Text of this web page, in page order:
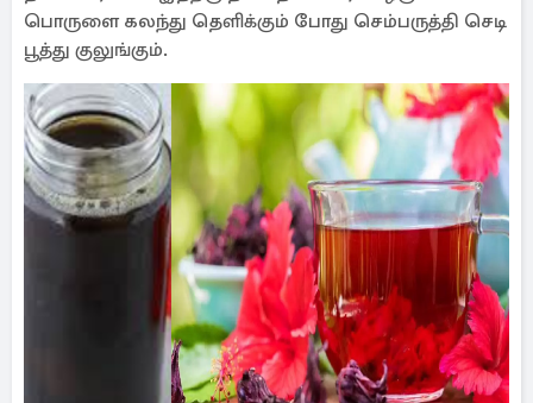
பொருளை கலந்து தெளிக்கும் போது செம்பருத்தி செடி
பூத்து குலுங்கும்.